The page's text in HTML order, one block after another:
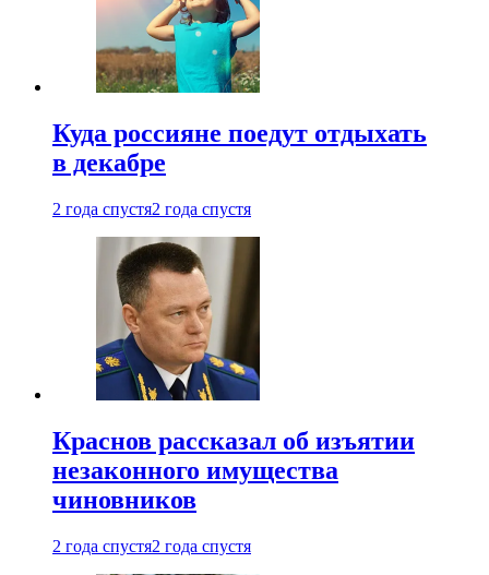
Куда россияне поедут отдыхать
в декабре
2 года спустя2 года спустя
Краснов рассказал об изъятии
незаконного имущества
чиновников
2 года спустя2 года спустя